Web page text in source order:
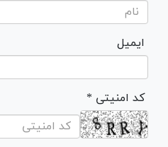
ایمیل
* کد امنیتی